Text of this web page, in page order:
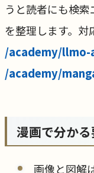
うと読者にも検
を整理します。対
/academy/
/academy/
漫画で分かる
画像と図解